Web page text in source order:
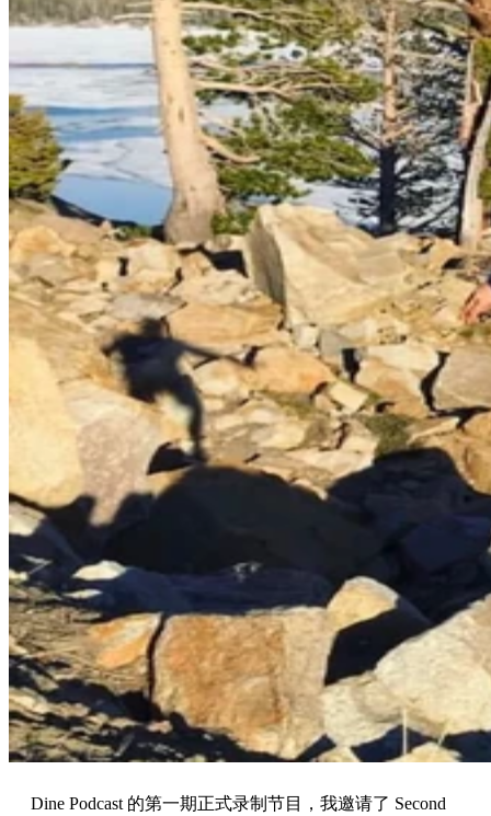
Dine Podcast 的第一期正式录制节目，我邀请了 Second